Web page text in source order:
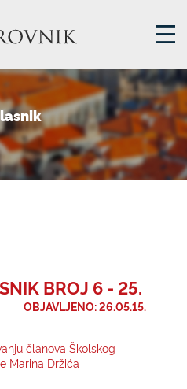
UPRAVA
BROJ 6 - 25.
OBJAVLJENO: 26.05.15.
članova Školskog
Marina Držića